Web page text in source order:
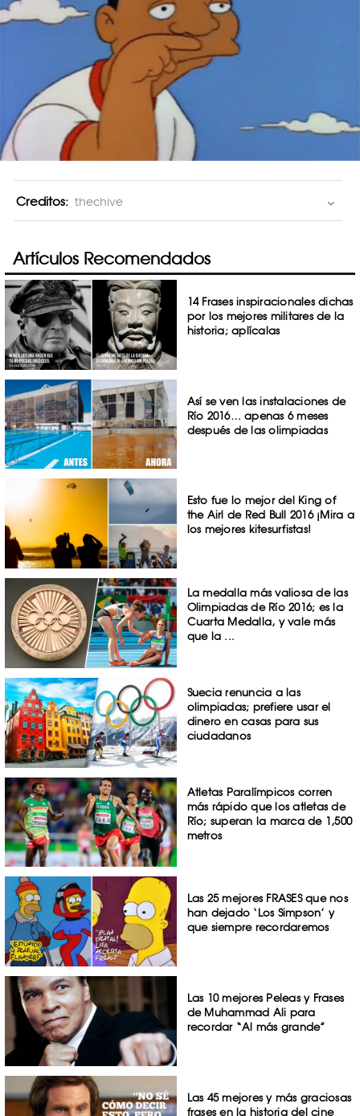
Creditos: thechive
Artículos Recomendados
14 Frases inspiracionales dichas
por los mejores militares de la
historia; aplícalas
Así se ven las instalaciones de
Río 2016… apenas 6 meses
después de las olimpiadas
Esto fue lo mejor del King of
the Airl de Red Bull 2016 ¡Mira a
los mejores kitesurfistas!
La medalla más valiosa de las
Olimpiadas de Río 2016; es la
Cuarta Medalla, y vale más
que la ...
Suecia renuncia a las
olimpiadas; prefiere usar el
dinero en casas para sus
ciudadanos
Atletas Paralímpicos corren
más rápido que los atletas de
Río; superan la marca de 1,500
metros
Las 25 mejores FRASES que nos
han dejado ‘Los Simpson’ y
que siempre recordaremos
Las 10 mejores Peleas y Frases
de Muhammad Ali para
recordar “Al más grande”
Las 45 mejores y más graciosas
frases en la historia del cine